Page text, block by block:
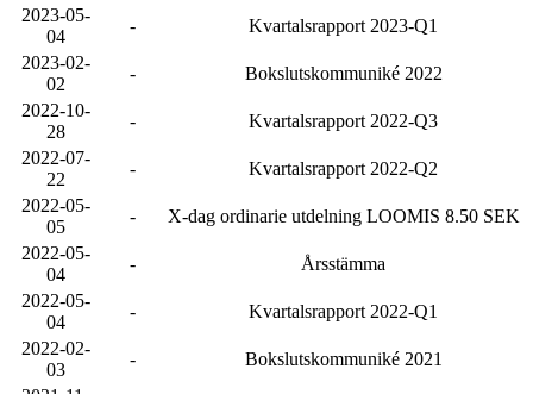
2023-05-
04
-
Kvartalsrapport 2023-Q1
2023-02-
02
-
Bokslutskommuniké 2022
2022-10-
28
-
Kvartalsrapport 2022-Q3
2022-07-
22
-
Kvartalsrapport 2022-Q2
2022-05-
05
-
X-dag ordinarie utdelning LOOMIS 8.50 SEK
2022-05-
04
-
Årsstämma
2022-05-
04
-
Kvartalsrapport 2022-Q1
2022-02-
03
-
Bokslutskommuniké 2021